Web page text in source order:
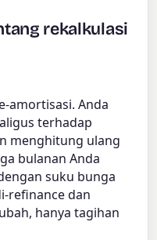
rekalkulasi
amortisasi. Anda
terhadap
menghitung ulang
bulanan Anda
suku bunga
refinance dan
hanya tagihan